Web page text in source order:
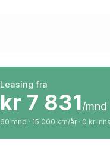
Leasing fra
kr 7 831/mnd
60 mnd · 15 000 km/år · 0 kr